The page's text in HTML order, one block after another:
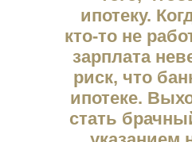
ипотеку.
кто-то не
зарплата
риск, что
ипотеке.
стать